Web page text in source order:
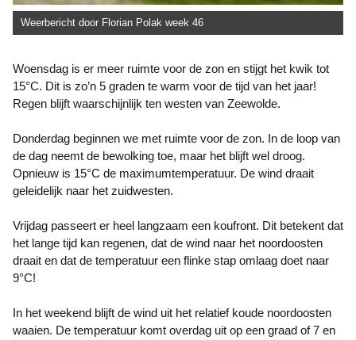
Weerbericht door Florian Polak week 46
Woensdag is er meer ruimte voor de zon en stijgt het kwik tot
15°C. Dit is zo’n 5 graden te warm voor de tijd van het jaar!
Regen blijft waarschijnlijk ten westen van Zeewolde.
Donderdag beginnen we met ruimte voor de zon. In de loop van
de dag neemt de bewolking toe, maar het blijft wel droog.
Opnieuw is 15°C de maximumtemperatuur. De wind draait
geleidelijk naar het zuidwesten.
Vrijdag passeert er heel langzaam een koufront. Dit betekent dat
het lange tijd kan regenen, dat de wind naar het noordoosten
draait en dat de temperatuur een flinke stap omlaag doet naar
9°C!
In het weekend blijft de wind uit het relatief koude noordoosten
waaien. De temperatuur komt overdag uit op een graad of 7 en